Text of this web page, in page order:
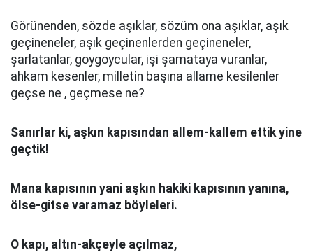
Görünenden, sözde aşıklar, sözüm ona aşıklar, aşık
geçineneler, aşık geçinenlerden geçineneler,
şarlatanlar, goygoycular, işi şamataya vuranlar,
ahkam kesenler, milletin başına allame kesilenler
geçse ne , geçmese ne?
Sanırlar ki, aşkın kapısından allem-kallem ettik yine
geçtik!
Mana kapısının yani aşkın hakiki kapısının yanına,
ölse-gitse varamaz böyleleri.
O kapı, altın-akçeyle açılmaz,